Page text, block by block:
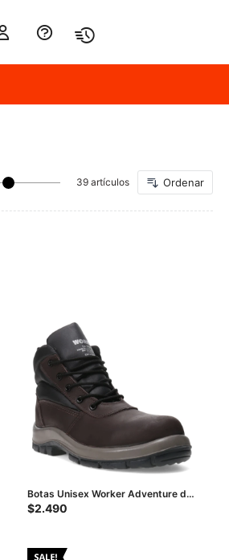
39 artículos
Botas Unisex Worker Adventure de
Seguridad - Marrón
$2.490